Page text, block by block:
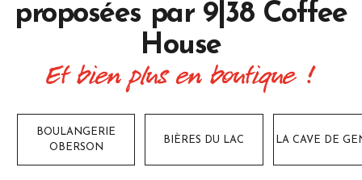
proposées par 9|38 Coffee
House
Et bien plus en boutique !
BOULANGERIE
OBERSON
BIÈRES DU LAC LA CAVE DE